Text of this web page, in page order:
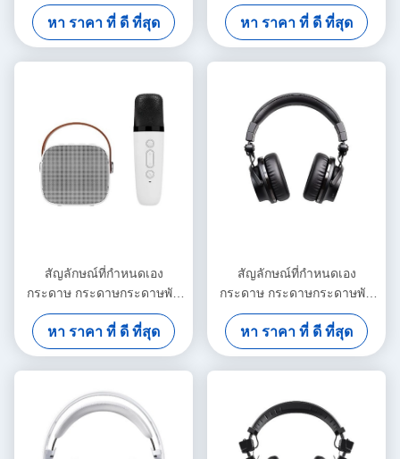
ขาว / ดํา / ทองแดง กล่องของ
ขวัญแม่เหล็กหรู
หา ราคา ที่ ดี ที่สุด
ขาว / ดํา / ทองแดง กล่องของ
ขวัญแม่เหล็กหรู
หา ราคา ที่ ดี ที่สุด
สัญลักษณ์ที่กําหนดเอง
กระดาษ กระดาษกระดาษพับ
ขาว / ดํา / ทองแดง กล่องของ
ขวัญแม่เหล็กหรู
หา ราคา ที่ ดี ที่สุด
สัญลักษณ์ที่กําหนดเอง
กระดาษ กระดาษกระดาษพับ
ขาว / ดํา / ทองแดง กล่องของ
ขวัญแม่เหล็กหรู
หา ราคา ที่ ดี ที่สุด